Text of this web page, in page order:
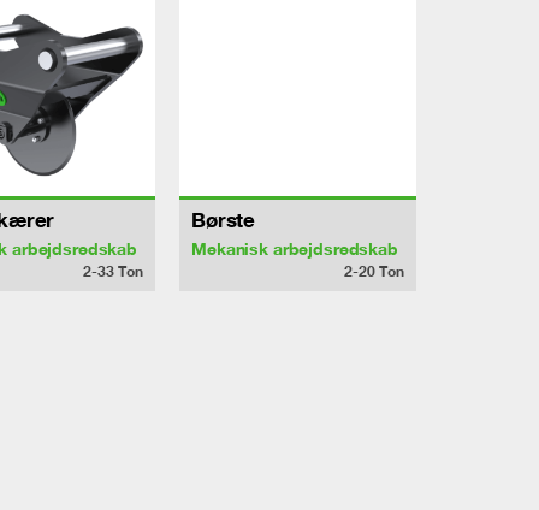
arbejdsredskab
2-33Ton
Børste
Mekanisk arbejdsredskab
2-20 Ton